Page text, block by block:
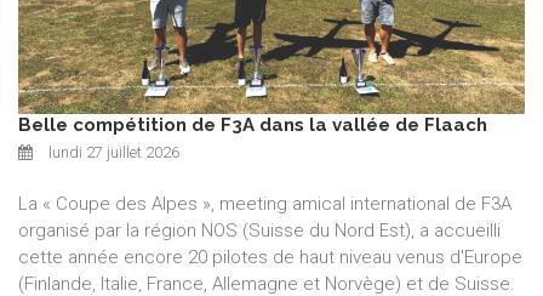
Belle compétition de F3A dans la vallée de Flaach
lundi 27 juillet 2026
La « Coupe des Alpes », meeting amical international de F3A
organisé par la région NOS (Suisse du Nord Est), a accueilli
cette année encore 20 pilotes de haut niveau venus d'Europe
(Finlande, Italie, France, Allemagne et Norvège) et de Suisse.